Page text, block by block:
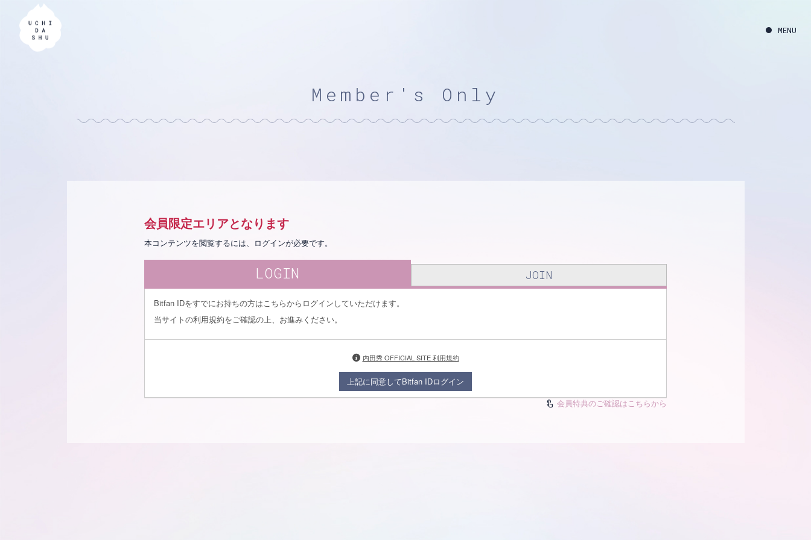
Member's Only
会員限定エリアとなります
本コンテンツを閲覧するには、ログインが必要です。
LOGIN JOIN
Bitfan IDをすでにお持ちの方はこちらからログインしていただけます。
当サイトの利用規約をご確認の上、お進みください。
内田秀 OFFICIAL SITE 利用規約
上記に同意してBitfan IDログイン
touch_app 会員特典のご確認はこちらから